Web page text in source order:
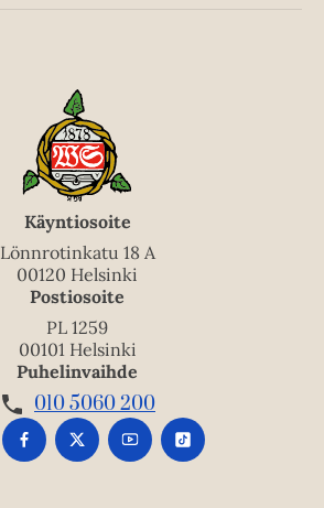
Käyntiosoite
Lönnrotinkatu 18 A
00120 Helsinki
Postiosoite
PL 1259
00101 Helsinki
Puhelinvaihde
010 5060 200